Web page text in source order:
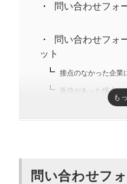
問い合わせフォ
問い合わせフォ
ット
接点のなかった企業
返信があった場合は
問い合わせフォ
問い合わせフォーム
も
問い合わせフ